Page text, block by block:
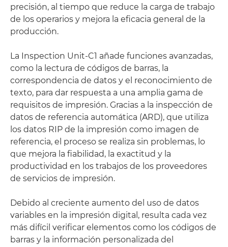
precisión, al tiempo que reduce la carga de trabajo
de los operarios y mejora la eficacia general de la
producción.
La Inspection Unit-C1 añade funciones avanzadas,
como la lectura de códigos de barras, la
correspondencia de datos y el reconocimiento de
texto, para dar respuesta a una amplia gama de
requisitos de impresión. Gracias a la inspección de
datos de referencia automática (ARD), que utiliza
los datos RIP de la impresión como imagen de
referencia, el proceso se realiza sin problemas, lo
que mejora la fiabilidad, la exactitud y la
productividad en los trabajos de los proveedores
de servicios de impresión.
Debido al creciente aumento del uso de datos
variables en la impresión digital, resulta cada vez
más difícil verificar elementos como los códigos de
barras y la información personalizada del